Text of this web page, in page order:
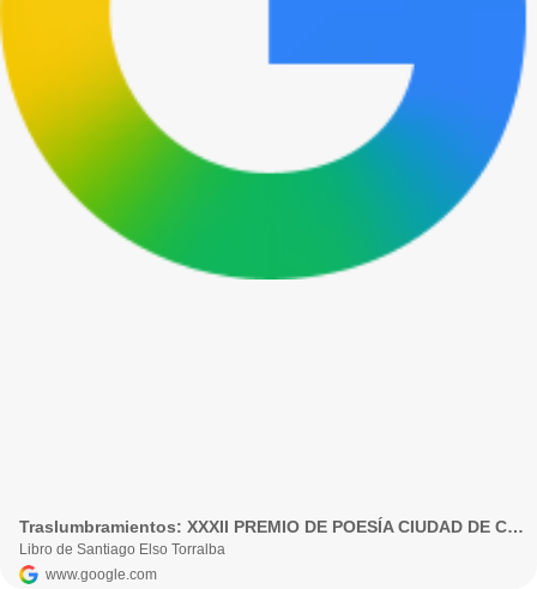
Traslumbramientos: XXXII PREMIO DE POESÍA CIUDAD DE CÓRDOBA
Libro de Santiago Elso Torralba
www.google.com